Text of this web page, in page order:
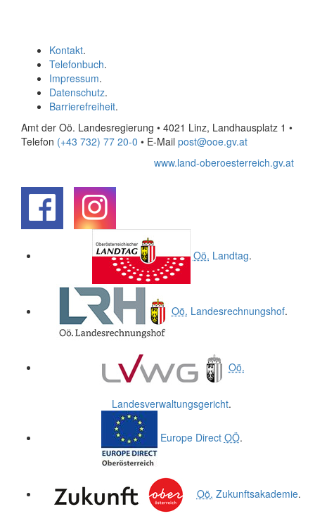
Kontakt.
Telefonbuch.
Impressum.
Datenschutz.
Barrierefreiheit.
Amt der Oö. Landesregierung • 4021 Linz, Landhausplatz 1 •
Telefon (+43 732) 77 20-0 • E-Mail post@ooe.gv.at
www.land-oberoesterreich.gv.at
Oö. Landtag.
Oö. Landesrechnungshof.
Oö.
Landesverwaltungsgericht.
Europe Direct OÖ.
Oö. Zukunftsakademie.